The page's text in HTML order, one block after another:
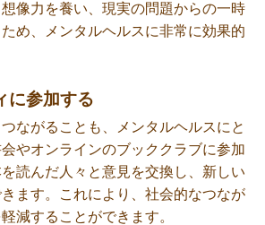
像力を養い、現実の問題からの一時
め、メンタルヘルスに非常に効果的
に参加する
ながることも、メンタルヘルスにと
やオンラインのブッククラブに参加
読んだ人々と意見を交換し、新しい
ます。これにより、社会的なつなが
減することができます。